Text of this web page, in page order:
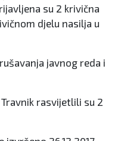
su 2 krivična
djelu nasilja u
javnog reda i
rasvijetlili su 2